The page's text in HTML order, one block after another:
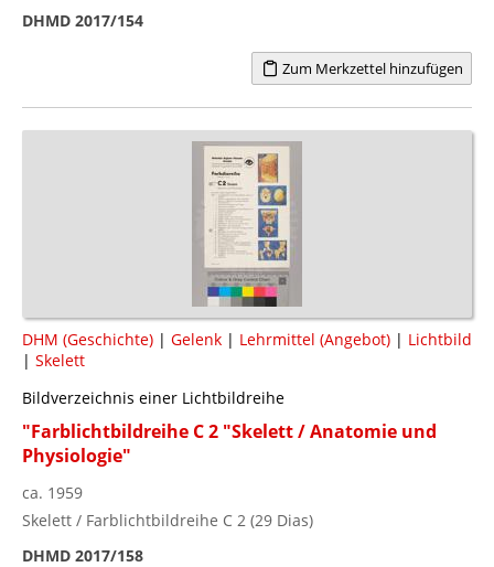
DHMD 2017/154
Zum Merkzettel hinzufügen
DHM (Geschichte) | Gelenk | Lehrmittel (Angebot) | Lichtbild
| Skelett
Bildverzeichnis einer Lichtbildreihe
"Farblichtbildreihe C 2 "Skelett / Anatomie und
Physiologie"
ca. 1959
Skelett / Farblichtbildreihe C 2 (29 Dias)
DHMD 2017/158